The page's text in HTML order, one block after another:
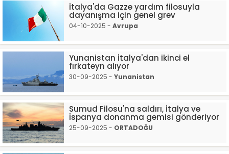
İtalya'da Gazze yardım filosuyla
dayanışma için genel grev
04-10-2025 - Avrupa
Yunanistan İtalya'dan ikinci el
fırkateyn alıyor
30-09-2025 - Yunanistan
Sumud Filosu'na saldırı, İtalya ve
İspanya donanma gemisi gönderiyor
25-09-2025 - ORTADOĞU